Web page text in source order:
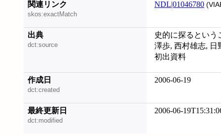
関連リンク
skos:exactMatch
NDL|01046780
出典
dct:source
史的に探るという
澤歩, 西村雄志, 日
初出資料
作成日
dct:created
2006-06-19
最終更新日
dct:modified
2006-06-